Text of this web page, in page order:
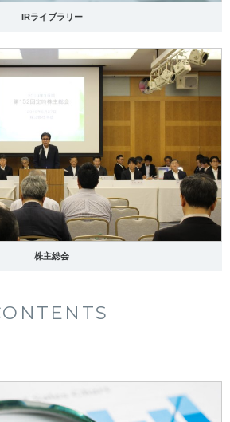
IRライブラリー
株主総会